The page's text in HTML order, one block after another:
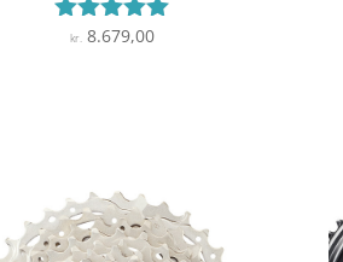
Vurderet
kr. 8.679,00